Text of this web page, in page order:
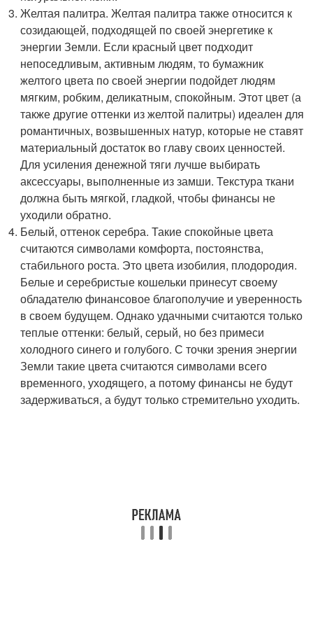
Желтая палитра. Желтая палитра также относится к
созидающей, подходящей по своей энергетике к
энергии Земли. Если красный цвет подходит
непоседливым, активным людям, то бумажник
желтого цвета по своей энергии подойдет людям
мягким, робким, деликатным, спокойным. Этот цвет (а
также другие оттенки из желтой палитры) идеален для
романтичных, возвышенных натур, которые не ставят
материальный достаток во главу своих ценностей.
Для усиления денежной тяги лучше выбирать
аксессуары, выполненные из замши. Текстура ткани
должна быть мягкой, гладкой, чтобы финансы не
уходили обратно.
Белый, оттенок серебра. Такие спокойные цвета
считаются символами комфорта, постоянства,
стабильного роста. Это цвета изобилия, плодородия.
Белые и серебристые кошельки принесут своему
обладателю финансовое благополучие и уверенность
в своем будущем. Однако удачными считаются только
теплые оттенки: белый, серый, но без примеси
холодного синего и голубого. С точки зрения энергии
Земли такие цвета считаются символами всего
временного, уходящего, а потому финансы не будут
задерживаться, а будут только стремительно уходить.